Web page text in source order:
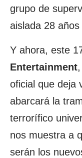
grupo de
aislada 28
Y ahora, este
Entertainment
oficial que deja
abarcará la
terrorífico
nos muestra a
serán los